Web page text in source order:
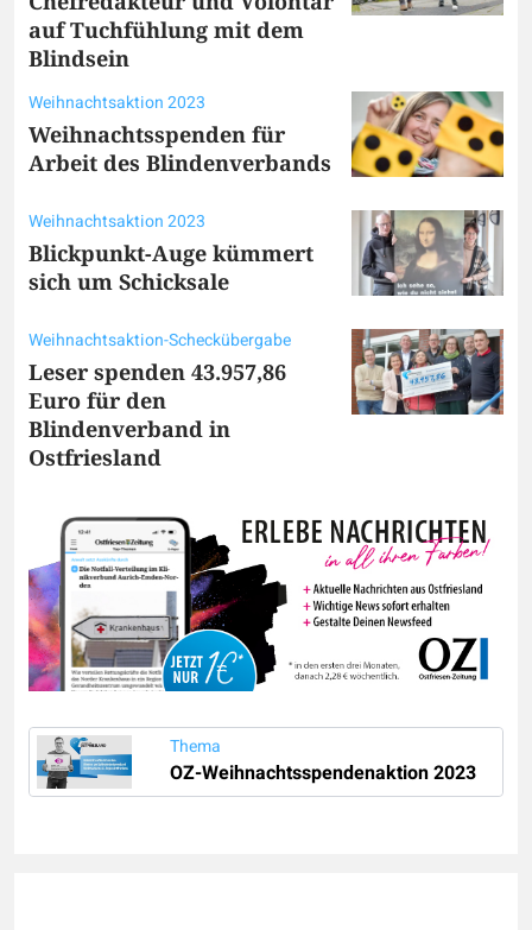
auf Tuchfühlung mit dem
Blindsein
Weihnachtsaktion 2023
Weihnachtsspenden für
Arbeit des Blindenverbands
Weihnachtsaktion 2023
Blickpunkt-Auge kümmert
sich um Schicksale
Weihnachtsaktion-Scheckübergabe
Leser spenden 43.957,86
Euro für den
Blindenverband in
Ostfriesland
Thema
OZ-Weihnachtsspendenaktion 2023